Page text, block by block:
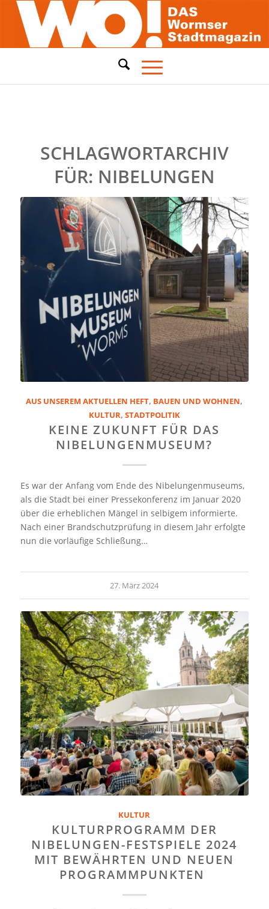
SCHLAGWORTARCHIV
FÜR: NIBELUNGEN
AUS UNSEREM AKTUELLEN HEFT, BAUEN UND WOHNEN,
KULTUR, STADTPOLITIK
KEINE ZUKUNFT FÜR DAS
NIBELUNGENMUSEUM?
Es war der Anfang vom Ende des Nibelungenmuseums,
als die Stadt bei einer Pressekonferenz im Januar 2020
über die erheblichen Mängel in selbigem informierte.
Nach einer Brandschutzprüfung in diesem Jahr erfolgte
nun die vorläufige Schließung…
27. März 2024
KULTUR
KULTURPROGRAMM DER
NIBELUNGEN-FESTSPIELE 2024
MIT BEWÄHRTEN UND NEUEN
PROGRAMMPUNKTEN